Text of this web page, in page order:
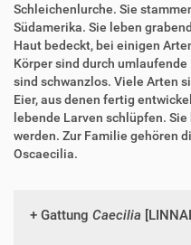
Schleichenlurche. Sie
Südamerika. Sie leben
Haut bedeckt, bei einigen
Körper sind durch
sind schwanzlos. Viele Arten
Eier, aus denen fertig
lebende Larven schlüpfen.
werden. Zur Familie gehören
Oscaecilia.
Gattung Caecilia